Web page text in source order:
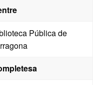
Pública de